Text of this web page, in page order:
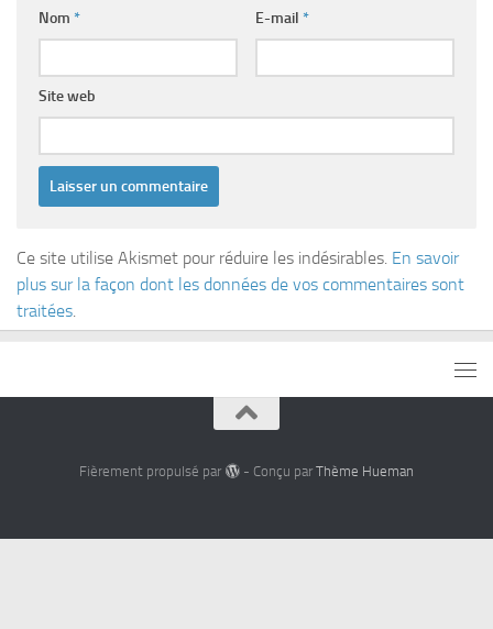
Nom * E-mail *
Site web
Ce site utilise Akismet pour réduire les indésirables. En savoir
plus sur la façon dont les données de vos commentaires sont
traitées.
Fièrement propulsé par - Conçu par Thème Hueman